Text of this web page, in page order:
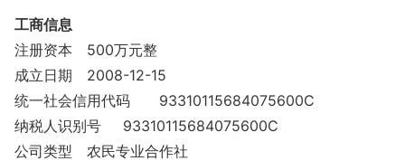
工商信息
注册资本
500万元整
成立日期
2008-12-15
统一社会信用代码
93310115684075600C
纳税人识别号
93310115684075600C
公司类型
农民专业合作社